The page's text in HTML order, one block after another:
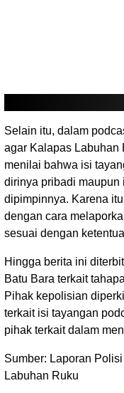
Selain itu, dalam
agar Kalapas Labuhan
menilai bahwa isi
dirinya pribadi maupun
dipimpinnya. Karena
dengan cara
sesuai dengan
Hingga berita ini
Batu Bara terkait
Pihak kepolisian
terkait isi tayangan
pihak terkait dalam
Sumber: Laporan
Labuhan Ruku